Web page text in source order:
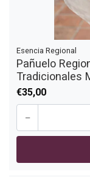
Esencia Regional
Pañuelo
Tradicionales
€35,00
-